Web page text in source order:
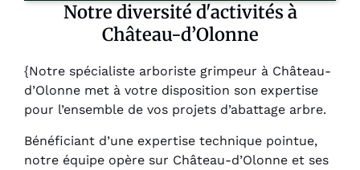
Notre diversité d'activités à
Château-d’Olonne
{Notre spécialiste arboriste grimpeur à Château-
d’Olonne met à votre disposition son expertise
pour l’ensemble de vos projets d’abattage arbre.
Bénéficiant d’une expertise technique pointue,
notre équipe opère sur Château-d’Olonne et ses